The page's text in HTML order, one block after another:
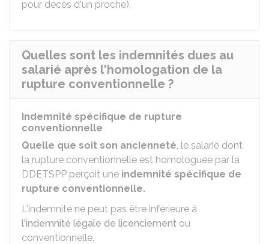
pour décès d'un proche).
Quelles sont les indemnités dues au
salarié après l'homologation de la
rupture conventionnelle ?
Indemnité spécifique de rupture
conventionnelle
Quelle que soit son ancienneté, le salarié dont
la rupture conventionnelle est homologuée par la
DDETSPP perçoit une indemnité spécifique de
rupture conventionnelle.
L'indemnité ne peut pas être inférieure à
l'indemnité légale de licenciement ou
conventionnelle.